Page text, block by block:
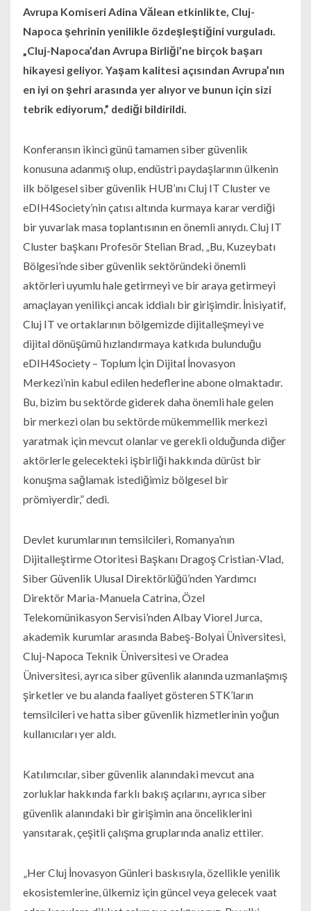
Avrupa Komiseri Adina Vălean etkinlikte, Cluj-
Napoca şehrinin yenilikle özdeşleştiğini vurguladı.
„Cluj-Napoca’dan Avrupa Birliği’ne birçok başarı
hikayesi geliyor. Yaşam kalitesi açısından Avrupa’nın
en iyi on şehri arasında yer alıyor ve bunun için sizi
tebrik ediyorum,” dediği bildirildi.
Konferansın ikinci günü tamamen siber güvenlik
konusuna adanmış olup, endüstri paydaşlarının ülkenin
ilk bölgesel siber güvenlik HUB’ını Cluj IT Cluster ve
eDIH4Society’nin çatısı altında kurmaya karar verdiği
bir yuvarlak masa toplantısının en önemli anıydı. Cluj IT
Cluster başkanı Profesör Stelian Brad, „Bu, Kuzeybatı
Bölgesi’nde siber güvenlik sektöründeki önemli
aktörleri uyumlu hale getirmeyi ve bir araya getirmeyi
amaçlayan yenilikçi ancak iddialı bir girişimdir. İnisiyatif,
Cluj IT ve ortaklarının bölgemizde dijitalleşmeyi ve
dijital dönüşümü hızlandırmaya katkıda bulunduğu
eDIH4Society – Toplum İçin Dijital İnovasyon
Merkezi’nin kabul edilen hedeflerine abone olmaktadır.
Bu, bizim bu sektörde giderek daha önemli hale gelen
bir merkezi olan bu sektörde mükemmellik merkezi
yaratmak için mevcut olanlar ve gerekli olduğunda diğer
aktörlerle gelecekteki işbirliği hakkında dürüst bir
konuşma sağlamak istediğimiz bölgesel bir
prömiyerdir,” dedi.
Devlet kurumlarının temsilcileri, Romanya’nın
Dijitalleştirme Otoritesi Başkanı Dragoş Cristian-Vlad,
Siber Güvenlik Ulusal Direktörlüğü’nden Yardımcı
Direktör Maria-Manuela Catrina, Özel
Telekomünikasyon Servisi’nden Albay Viorel Jurca,
akademik kurumlar arasında Babeş-Bolyai Üniversitesi,
Cluj-Napoca Teknik Üniversitesi ve Oradea
Üniversitesi, ayrıca siber güvenlik alanında uzmanlaşmış
şirketler ve bu alanda faaliyet gösteren STK’ların
temsilcileri ve hatta siber güvenlik hizmetlerinin yoğun
kullanıcıları yer aldı.
Katılımcılar, siber güvenlik alanındaki mevcut ana
zorluklar hakkında farklı bakış açılarını, ayrıca siber
güvenlik alanındaki bir girişimin ana önceliklerini
yansıtarak, çeşitli çalışma gruplarında analiz ettiler.
„Her Cluj İnovasyon Günleri baskısıyla, özellikle yenilik
ekosistemlerine, ülkemiz için güncel veya gelecek vaat